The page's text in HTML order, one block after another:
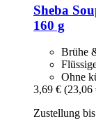
Sheba
160 g
Brühe
Ohne
3,69 € (23,06
Zustellung